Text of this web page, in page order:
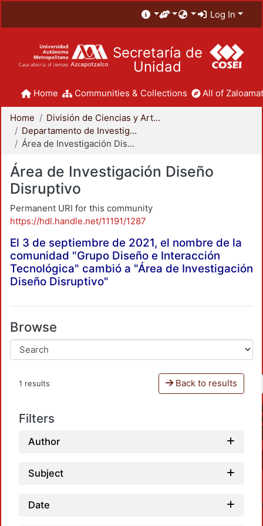
Log In
Secretaría de
Unidad
Home Communities & Collections All of
Home
División de Ciencias y Artes para el Diseño
Departamento de Investigación y Conocimiento para el Diseño
Área de Investigación Diseño Disruptivo
Área de Investigación Diseño
Disruptivo
Permanent URI for this community
https://hdl.handle.net/11191/1287
El 3 de septiembre de 2021, el nombre de la
comunidad "Grupo Diseño e Interacción
Tecnológica" cambió a "Área de Investigación
Diseño Disruptivo"
Browse
1 results Back to results
Filters
Author
Subject
Date